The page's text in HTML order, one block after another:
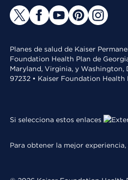
Planes de salud de Kaiser
Foundation Health Plan de
Maryland, Virginia, y Washington,
97232 • Kaiser Foundation
Si selecciona estos enlaces
Para obtener la mejor experiencia,